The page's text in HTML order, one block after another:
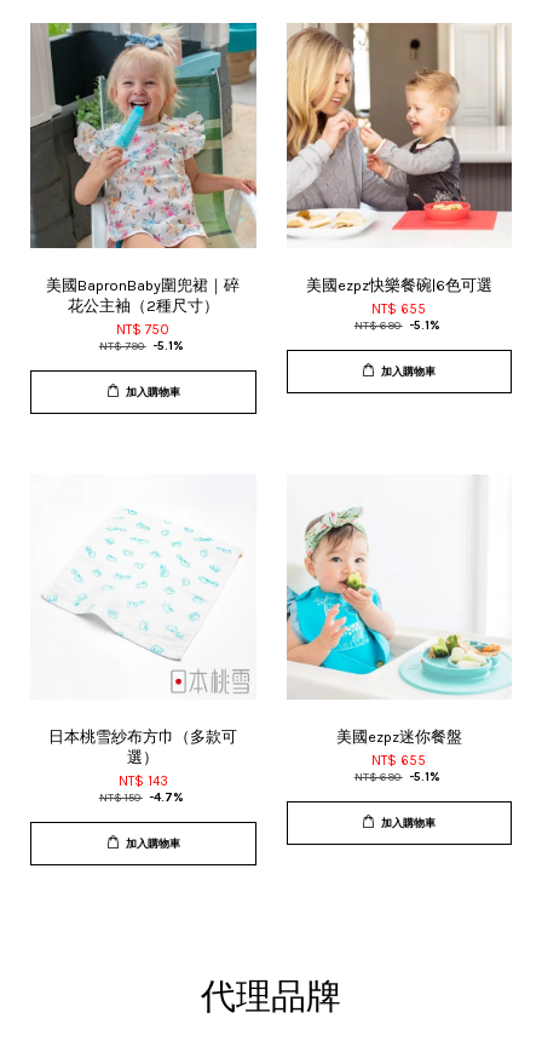
美國BapronBaby圍兜裙｜碎
花公主袖（2種尺寸）
NT$ 750
NT$ 790 -5.1%
加入購物車
美國ezpz快樂餐碗|6色可選
NT$ 655
NT$ 690 -5.1%
加入購物車
日本桃雪紗布方巾（多款可
選）
NT$ 143
NT$ 150 -4.7%
加入購物車
美國ezpz迷你餐盤
NT$ 655
NT$ 690 -5.1%
加入購物車
代理品牌